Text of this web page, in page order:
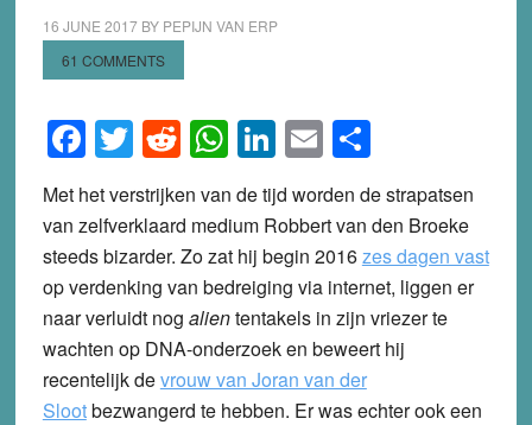
16 JUNE 2017BY PEPIJN VAN ERP
61 COMMENTS
Facebook
Twitter
Reddit
WhatsApp
LinkedIn
EmailShare
Met het verstrijken van de tijd worden de strapatsen
van zelfverklaard medium Robbert van den Broeke
steeds bizarder. Zo zat hij begin 2016zes dagen vast
op verdenking van bedreiging via internet, liggen er
naar verluidt nog aliententakels in zijn vriezer te
wachten op DNA-onderzoek en beweert hij
recentelijk devrouw van Joran van der
Slootbezwangerd te hebben. Er was echter ook een